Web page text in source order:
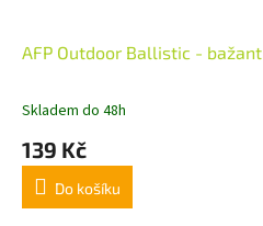
AFP Outdoor Ballistic - bažant
Skladem do 48h
139 Kč
Do košíku